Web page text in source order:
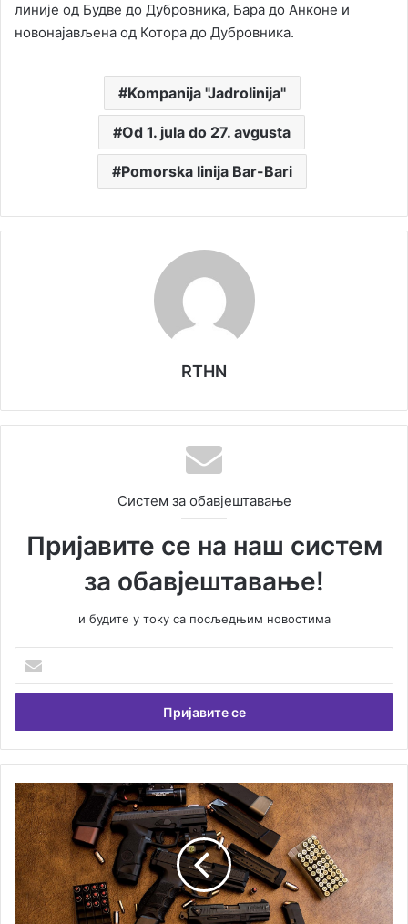
линије од Будве до Дубровника, Бара до Анконе и
новонајављена од Котора до Дубровника.
Kompanija "Jadrolinija"
Od 1. jula do 27. avgusta
Pomorska linija Bar-Bari
RTHN
Систем за обавјештавање
Пријавите се на наш систем
за обавјештавање!
и будите у току са посљедњим новостима
е
и
т
В
а
ш
у
е
м
а
С
у
т
р
а
в
а